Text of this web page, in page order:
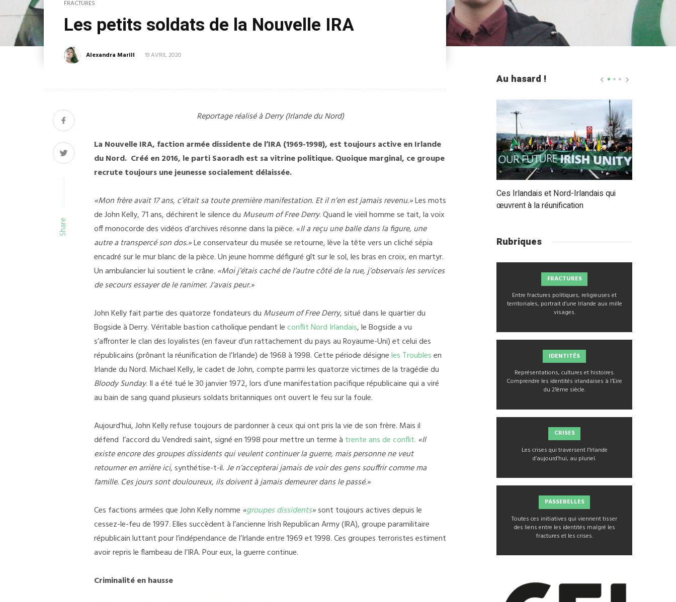
FRACTURES
Les petits soldats de la Nouvelle IRA
Alexandra Marill 19 AVRIL 2020
Share
Reportage réalisé à Derry (Irlande du Nord)
La Nouvelle IRA, faction armée dissidente de l’IRA (1969-1998), est toujours active en Irlande
du Nord. Créé en 2016, le parti Saoradh est sa vitrine politique. Quoique marginal, ce groupe
recrute toujours une jeunesse socialement délaissée.
«Mon frère avait 17 ans, c’était sa toute première manifestation. Et il n’en est jamais revenu.»Les mots
de John Kelly, 71 ans, déchirent le silence du Museum of Free Derry. Quand le vieil homme se tait, la voix
off monocorde des vidéos d’archives résonne dans la pièce. «Il a reçu une balle dans la figure, une
autre a transpercé son dos.»Le conservateur du musée se retourne, lève la tête vers un cliché sépia
encadré sur le mur blanc de la pièce. Un jeune homme défiguré gît sur le sol, les bras en croix, en martyr.
Un ambulancier lui soutient le crâne. «Moi j’étais caché de l’autre côté de la rue, j’observais les services
de secours essayer de le ranimer. J’avais peur.»
John Kelly fait partie des quatorze fondateurs du Museum of Free Derry, situé dans le quartier du
Bogside à Derry. Véritable bastion catholique pendant leconflit Nord Irlandais, le Bogside a vu
s’affronter le clan des loyalistes (en faveur d’un rattachement du pays au Royaume-Uni) et celui des
républicains (prônant la réunification de l’Irlande) de 1968 à 1998. Cette période désigneles Troublesen
Irlande du Nord. Michael Kelly, le cadet de John, compte parmi les quatorze victimes de la tragédie du
Bloody Sunday. Il a été tué le 30 janvier 1972, lors d’une manifestation pacifique républicaine qui a viré
au bain de sang quand plusieurs soldats britanniques ont ouvert le feu sur la foule.
Aujourd’hui, John Kelly refuse toujours de pardonner à ceux qui ont pris la vie de son frère. Mais il
défend l’accord du Vendredi saint, signé en 1998 pour mettre un terme à trente ans de conflit. «Il
existe encore des groupes dissidents qui veulent continuer la guerre, mais personne ne veut
retourner en arrière ici, synthétise-t-il.Je n’accepterai jamais de voir des gens souffrir comme ma
famille. Ces jours sont douloureux, ils doivent à jamais demeurer dans le passé.»
Ces factions armées que John Kelly nomme «groupes dissidents»sont toujours actives depuis le
cessez-le-feu de 1997. Elles succèdent à l’ancienne Irish Republican Army (IRA), groupe paramilitaire
républicain luttant pour l’indépendance de l’Irlande entre 1969 et 1998. Ces groupes terroristes estiment
avoir repris le flambeau de l’IRA. Pour eux, la guerre continue.
Criminalité en hausse
Au hasard !
traumatique
en Irlande du Nord
Ces Irlandais et Nord-Irlandais qui
œuvrent à la réunification
Rubriques
FRACTURES
Entre fractures politiques, religieuses et
territoriales, portrait d’une Irlande aux mille
visages.
IDENTITÉS
Représentations, cultures et histoires.
Comprendre les identités irlandaises à l’Eire
du 21ème siècle.
CRISES
Les crises qui traversent l’Irlande
d’aujourd’hui, au pluriel.
PASSERELLES
Toutes ces initiatives qui viennent tisser
des liens entre les identités malgré les
fractures et les crises.